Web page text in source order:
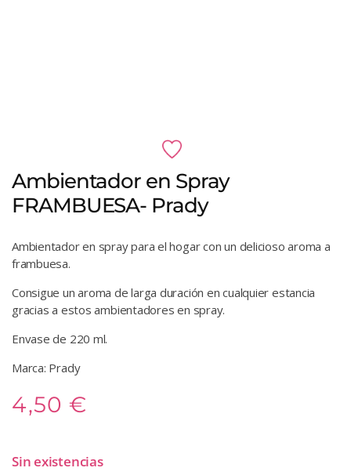
Ambientador en Spray
FRAMBUESA- Prady
Ambientador en spray para el hogar con un delicioso aroma a
frambuesa.
Consigue un aroma de larga duración en cualquier estancia
gracias a estos ambientadores en spray.
Envase de 220 ml.
Marca: Prady
4,50 €
Sin existencias